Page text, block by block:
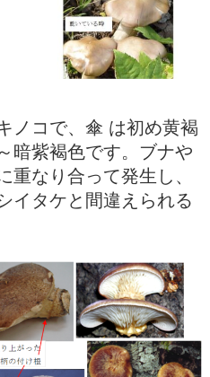
ノコで、傘 は初め黄褐
暗紫褐色です。ブナや
重なり合って発生し、
イタケと間違えられる